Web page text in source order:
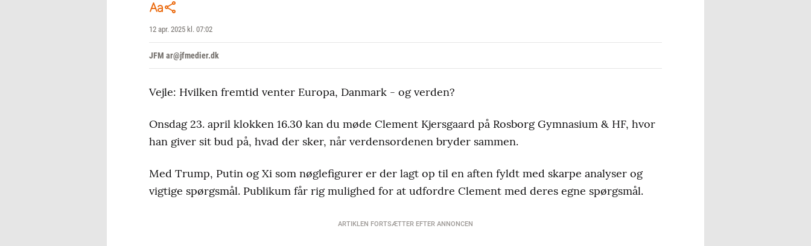
12 apr. 2025 kl. 07:02
JFM ar@jfmedier.dk
Vejle: Hvilken fremtid venter Europa, Danmark - og verden?
Onsdag 23. april klokken 16.30 kan du møde Clement Kjersgaard på Rosborg Gymnasium & HF, hvor
han giver sit bud på, hvad der sker, når verdensordenen bryder sammen.
Med Trump, Putin og Xi som nøglefigurer er der lagt op til en aften fyldt med skarpe analyser og
vigtige spørgsmål. Publikum får rig mulighed for at udfordre Clement med deres egne spørgsmål.
ARTIKLEN FORTSÆTTER EFTER ANNONCEN